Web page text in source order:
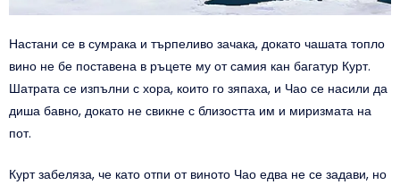
Настани се в сумрака и търпеливо зачака, докато чашата топло
вино не бе поставена в ръцете му от самия кан багатур Курт.
Шатрата се изпълни с хора, които го зяпаха, и Чао се насили да
диша бавно, докато не свикне с близостта им и миризмата на
пот.
Курт забеляза, че като отпи от виното Чао едва не се задави, но